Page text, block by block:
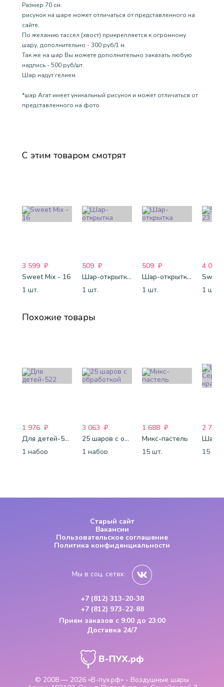
Размер 70 см.
рисунок на шаре может отличаться от представленного на
сайте.
По желанию тассел (хвост) прикрепляется к огромному
шару, дополнительно - 300 руб/1 м.
Так же на шар Вы можете дополнительно заказать любую
надпись - 500 руб/шт.
Шар надут гелием
*шар Агат имеет уникальный рисунок и может отличаться от
представленного на фото
С этим товаром смотрят
3 599 ₽
Sweet Mix - 16
1 шт.
509 ₽
Шар-открытка "Звезда" (45 см) - 1
1 шт.
509 ₽
Шар-открытка "Сердце" (45 см) - 2
1 шт.
4 088
1 шт.
Похожие товары
1 976 ₽
Для детей-522
1 набор
3 063 ₽
25 шаров с обработкой
1 набор
1 688 ₽
Микс-пастель
15 шт.
2 743
15 шт.
© 2008 — 2026 «В-пух.рф» - Воздушные шары
Старый сайт
Вакансии
Пользовательское соглашение
Политика конфиденциальности
Мы в соц. сетях:
+7 (812) 313-20-38
+7 (812) 973-22-88
Прием заказов с 9:00 до 23:00
Доставка 24/7